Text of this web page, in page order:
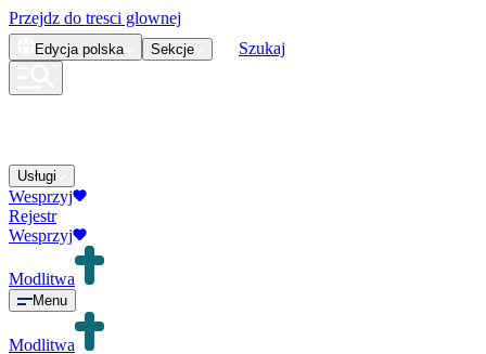
Przejdz do tresci glownej
Edycja polska Sekcje Szukaj
Usługi
Wesprzyj
Rejestr
Wesprzyj
Modlitwa
Menu
Modlitwa